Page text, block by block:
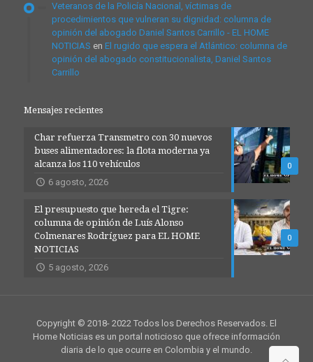
Veteranos de la Policía Nacional, víctimas de
procedimientos que vulneran su dignidad: columna de
opinión del abogado Daniel Santos Carrillo - EL HOME
NOTICIAS en El rugido que espera el Atlántico: columna de
opinión del abogado constitucionalista, Daniel Santos
Carrillo
Mensajes recientes
0
Char refuerza Transmetro con 30 nuevos
buses alimentadores: la flota moderna ya
alcanza los 110 vehículos
6 agosto, 2026
0
El presupuesto que hereda el Tigre:
columna de opinión de Luís Alonso
Colmenares Rodríguez para EL HOME
NOTICIAS
5 agosto, 2026
Copyright © 2018- 2022 Todos los Derechos Reservados. El
Home Noticias es un portal noticioso que ofrece información
diaria de lo que ocurre en Colombia y el mundo.